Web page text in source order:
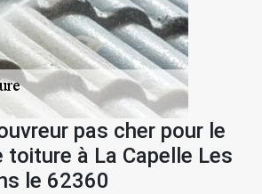
pas cher pour le
à La Capelle Les
le 62360